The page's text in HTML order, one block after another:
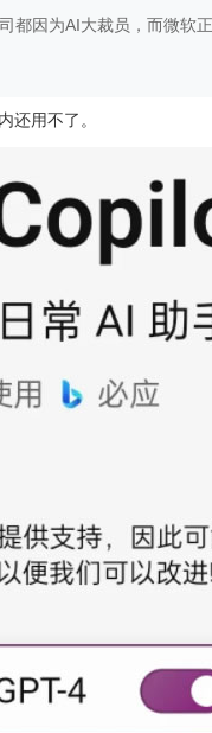
都因为AI大裁员，而微软
还用不了。